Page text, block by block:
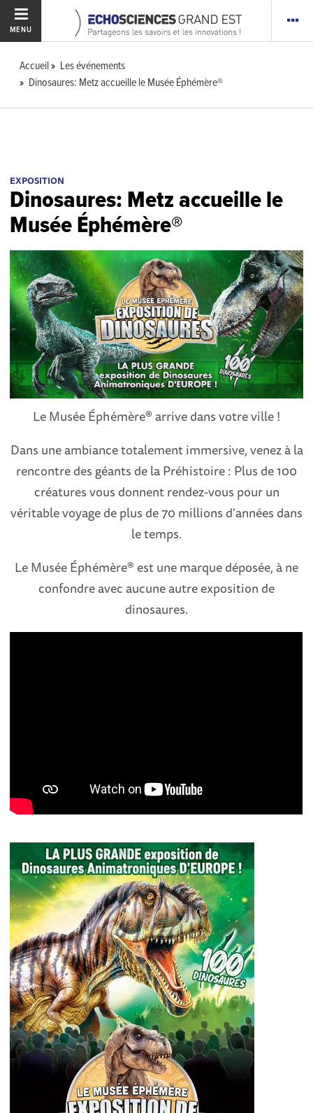
MENU
Accueil
Les événements
Dinosaures: Metz accueille le Musée Éphémère®
EXPOSITION
Dinosaures: Metz accueille le
Musée Éphémère®
Le Musée Éphémère® arrive dans votre ville !
Dans une ambiance totalement immersive, venez à la
rencontre des géants de la Préhistoire : Plus de 100
créatures vous donnent rendez-vous pour un
véritable voyage de plus de 70 millions d'années dans
le temps.
Le Musée Éphémère® est une marque déposée, à ne
confondre avec aucune autre exposition de
dinosaures.